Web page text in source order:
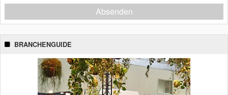
Absenden
BRANCHENGUIDE